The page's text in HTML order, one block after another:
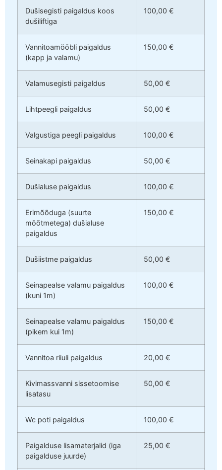
Dušisegisti paigaldus koos
dušiliftiga
100,00 €
Vannitoamööbli paigaldus
(kapp ja valamu)
150,00 €
Valamusegisti paigaldus 50,00 €
Lihtpeegli paigaldus 50,00 €
Valgustiga peegli paigaldus 100,00 €
Seinakapi paigaldus 50,00 €
Dušialuse paigaldus 100,00 €
Erimõõduga (suurte
mõõtmetega) dušialuse
paigaldus
150,00 €
Dušiistme paigaldus 50,00 €
Seinapealse valamu paigaldus
(kuni 1m)
100,00 €
Seinapealse valamu paigaldus
(pikem kui 1m)
150,00 €
Vannitoa riiuli paigaldus 20,00 €
Kivimassvanni sissetoomise
lisatasu
50,00 €
Wc poti paigaldus 100,00 €
Paigalduse lisamaterjalid (iga
paigalduse juurde)
25,00 €